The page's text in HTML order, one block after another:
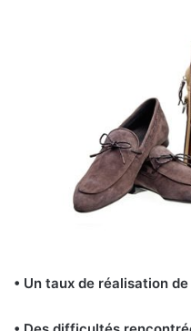
• Un taux de réalisation de